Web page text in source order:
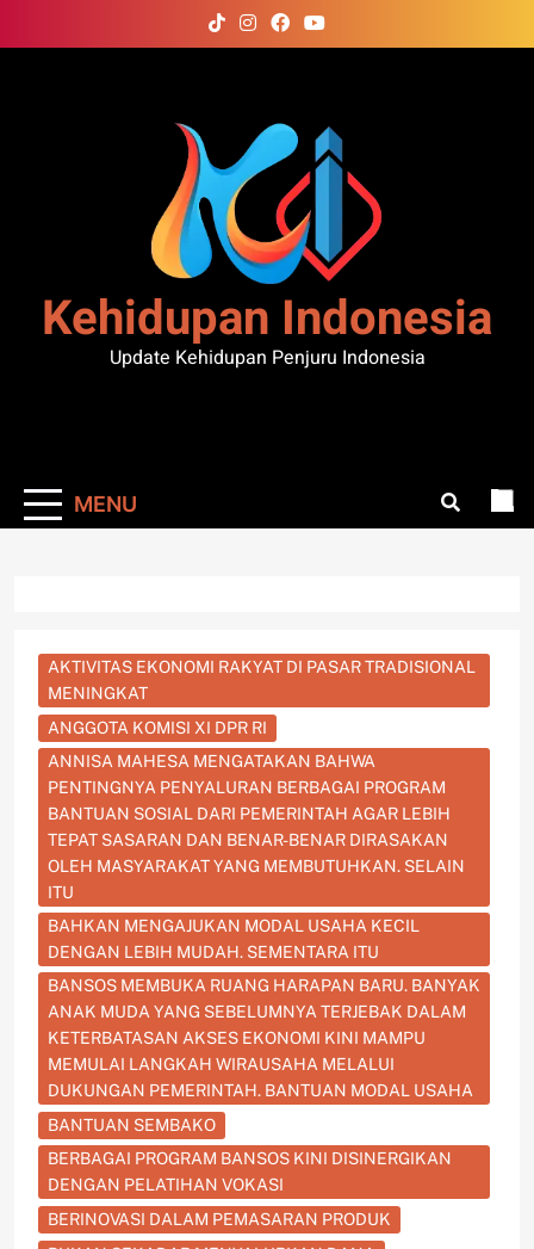
to
Kehidupan Indonesia
Update Kehidupan Penjuru Indonesia
MENU
AKTIVITAS EKONOMI RAKYAT DI PASAR TRADISIONAL
MENINGKAT
ANGGOTA KOMISI XI DPR RI
ANNISA MAHESA MENGATAKAN BAHWA
PENTINGNYA PENYALURAN BERBAGAI PROGRAM
BANTUAN SOSIAL DARI PEMERINTAH AGAR LEBIH
TEPAT SASARAN DAN BENAR-BENAR DIRASAKAN
OLEH MASYARAKAT YANG MEMBUTUHKAN. SELAIN
ITU
BAHKAN MENGAJUKAN MODAL USAHA KECIL
DENGAN LEBIH MUDAH. SEMENTARA ITU
BANSOS MEMBUKA RUANG HARAPAN BARU. BANYAK
ANAK MUDA YANG SEBELUMNYA TERJEBAK DALAM
KETERBATASAN AKSES EKONOMI KINI MAMPU
MEMULAI LANGKAH WIRAUSAHA MELALUI
DUKUNGAN PEMERINTAH. BANTUAN MODAL USAHA
BANTUAN SEMBAKO
BERBAGAI PROGRAM BANSOS KINI DISINERGIKAN
DENGAN PELATIHAN VOKASI
BERINOVASI DALAM PEMASARAN PRODUK